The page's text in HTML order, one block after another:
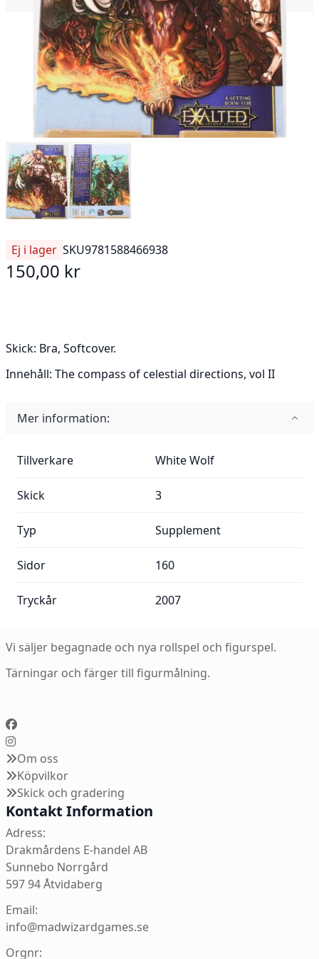
Ej i lager SKU9781588466938
150,00 kr
Skick: Bra, Softcover.
Innehåll: The compass of celestial directions, vol II
Mer information:
Tillverkare White Wolf
Skick 3
Typ Supplement
Sidor 160
Tryckår 2007
Vi säljer begagnade och nya rollspel och figurspel.
Tärningar och färger till figurmålning.
Om oss
Köpvilkor
Skick och gradering
Kontakt Information
Adress:
Drakmårdens E-handel AB
Sunnebo Norrgård
597 94 Åtvidaberg
Email:
info@madwizardgames.se
Orgnr: